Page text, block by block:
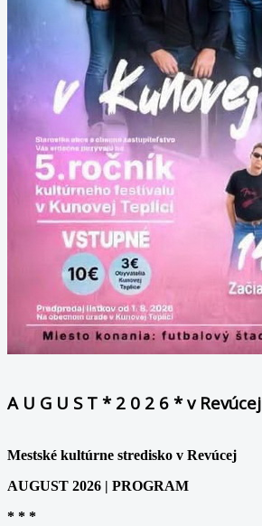
A U G U S T * 2 0 2 6 * v Revúcej
Mestské kultúrne stredisko v Revúcej
AUGUST 2026 | PROGRAM
* * *